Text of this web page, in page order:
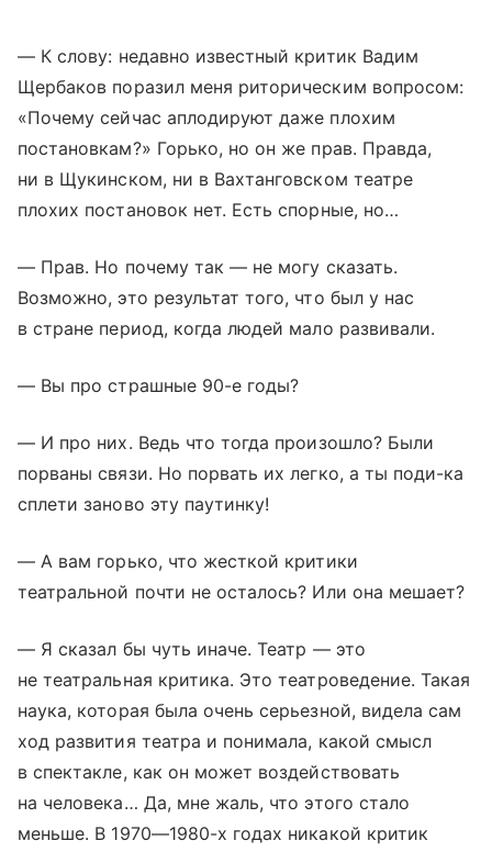
— К слову: недавно известный критик Вадим
Щербаков поразил меня риторическим вопросом:
«Почему сейчас аплодируют даже плохим
постановкам?» Горько, но он же прав. Правда,
ни в Щукинском, ни в Вахтанговском театре
плохих постановок нет. Есть спорные, но…
— Прав. Но почему так — не могу сказать.
Возможно, это результат того, что был у нас
в стране период, когда людей мало развивали.
— Вы про страшные 90-е годы?
— И про них. Ведь что тогда произошло? Были
порваны связи. Но порвать их легко, а ты поди-ка
сплети заново эту паутинку!
— А вам горько, что жесткой критики
театральной почти не осталось? Или она мешает?
— Я сказал бы чуть иначе. Театр — это
не театральная критика. Это театроведение. Такая
наука, которая была очень серьезной, видела сам
ход развития театра и понимала, какой смысл
в спектакле, как он может воздействовать
на человека… Да, мне жаль, что этого стало
меньше. В 1970—1980-х годах никакой критик